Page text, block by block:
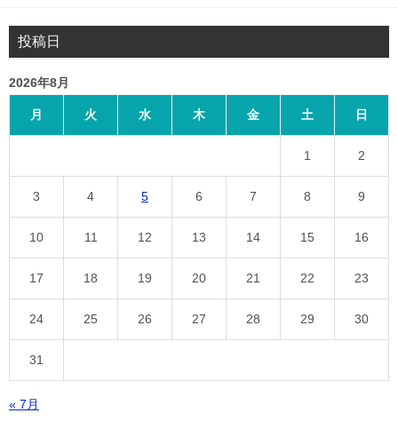
投稿日
2026年8月
月 火 水 木 金 土 日
1 2
3 4 5 6 7 8 9
10 11 12 13 14 15 16
17 18 19 20 21 22 23
24 25 26 27 28 29 30
31
« 7月